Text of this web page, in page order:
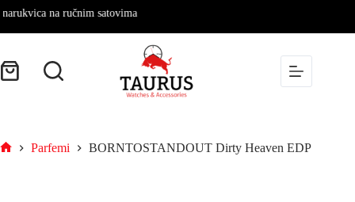
na ručnim satovima
Parfemi BORNTOSTANDOUT Dirty Heaven EDP